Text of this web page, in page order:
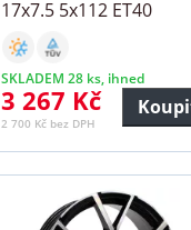
17x7.5 5x112 ET40
SKLADEM 28 ks, ihned
3 267 Kč
2 700 Kč bez DPH